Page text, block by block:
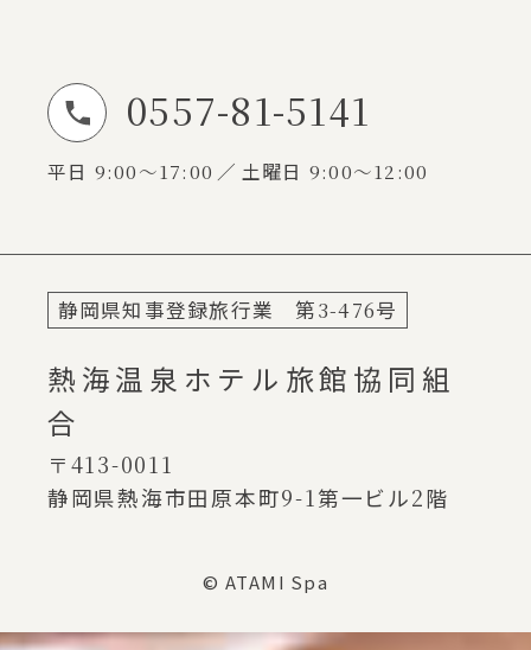
お電話でのお問い合わせ
0557-81-5141
平日 9:00～17:00 土曜日 9:00～12:00
静岡県知事登録旅行業 第3-476号
熱海温泉ホテル旅館協同組
合
〒413-0011
静岡県熱海市田原本町9-1第一ビル2階
© ATAMI Spa